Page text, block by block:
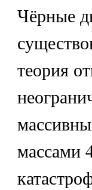
Чёрные
теория
массами